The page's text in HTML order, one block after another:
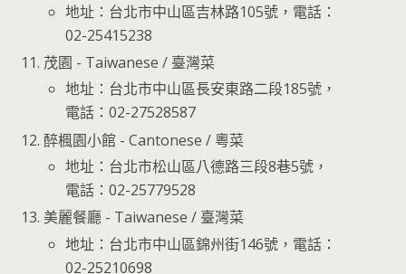
地址：台北市中山區吉林路105號，電話：
02-25415238
茂園 - Taiwanese / 臺灣菜
地址：台北市中山區長安東路二段185號，
電話：02-27528587
醉楓園小館 - Cantonese / 粵菜
地址：台北市松山區八德路三段8巷5號，
電話：02-25779528
美麗餐廳 - Taiwanese / 臺灣菜
地址：台北市中山區錦州街146號，電話：
02-25210698